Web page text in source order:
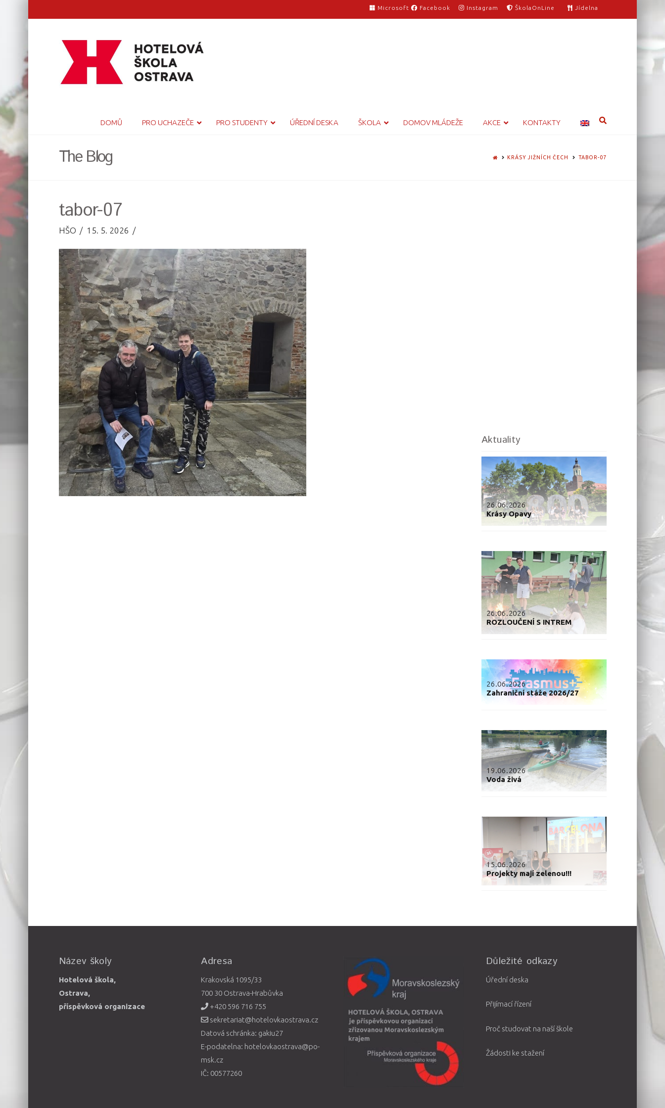
Microsoft Facebook Instagram ŠkolaOnLine Jídelna
DOMŮ PRO UCHAZEČE PRO STUDENTY ÚŘEDNÍ DESKA ŠKOLA DOMOV MLÁDEŽE AKCE KONTAKTY
The Blog HOMEKRÁSY JIŽNÍCH ČECH TABOR-07
tabor-07
HŠO 15. 5. 2026
Aktuality
26.06.2026
Krásy Opavy
26.06.2026
ROZLOUČENÍ S INTREM
26.06.2026
Zahraniční stáže 2026/27
19.06.2026
Voda živá
15.06.2026
Projekty mají zelenou!!!
Název školy
Hotelová škola,
Ostrava,
příspěvková organizace
Adresa
Krakovská 1095/33
700 30 Ostrava-Hrabůvka
+420 596 716 755
sekretariat@hotelovkaostrava.cz
Datová schránka: gakiu27
E-podatelna: hotelovkaostrava@po-
msk.cz
IČ: 00577260
Důležité odkazy
Úřední deska
Přijímací řízení
Proč studovat na naší škole
Žádosti ke stažení